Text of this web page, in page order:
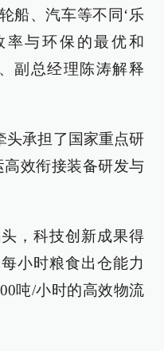
船、汽车等不同‘乐
率与环保的最优和
副总经理陈涛解释
头承担了国家重点研
效衔接装备研发与
，科技创新成果得
小时粮食出仓能力
吨/小时的高效物流